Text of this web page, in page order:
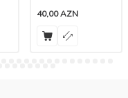
40,00AZN